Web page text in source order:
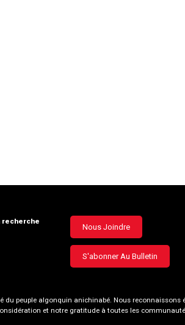
recherche
Footer
menu
Nous Joindre
S'abonner Au Bulletin
peuple algonquin anichinabé. Nous
et notre gratitude à toutes les